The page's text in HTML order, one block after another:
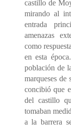
castillo de
mirando al
entrada
amenazas
como
en esta
población de
marqueses de
concibió que
del castillo
tomaban
a la barrera